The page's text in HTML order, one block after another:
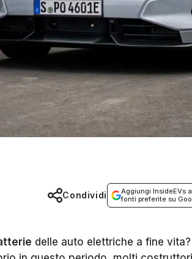
Aggiungi InsideEVs
fonti preferite su
Condividi
delle auto elettriche a fine vita?